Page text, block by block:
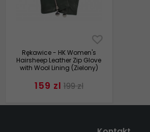
Rękawice - HK Women's
Hairsheep Leather Zip Glove
with Wool Lining (Zielony)
159 zl 199 zl